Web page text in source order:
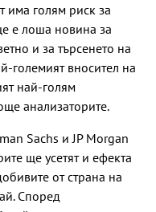
има голям риск за
е лоша новина за
и за търсенето на
големият вносител на
най-голям
анализаторите.
Sachs и JP Morgan
ще усетят и ефекта
от страна на
Според